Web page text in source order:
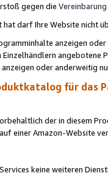
gegen die Vereinbarung
darf Ihre Website nicht
anzeigen
oder anderweitig
für das
der in diesem
einer Amazon-Website
keine weiteren